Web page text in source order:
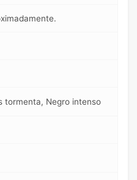
tormenta, Negro intenso